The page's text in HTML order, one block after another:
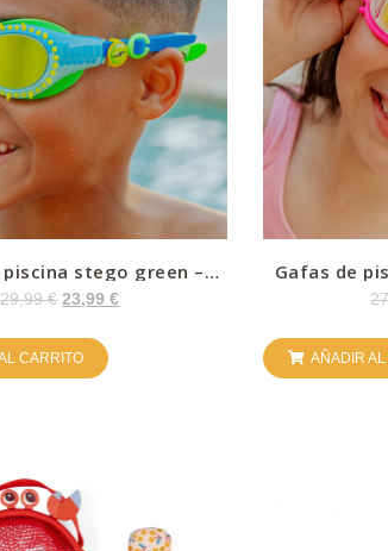
piscina stego green –
Bling
29,99€ 23,99€
CARRITO
Gafas de
AÑADIR